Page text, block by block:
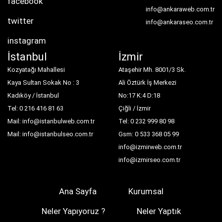
twitter
instagram
info@ankaraweb.com.tr
info@ankaraseo.com.tr
İstanbul
Kozyatağı Mahallesi
Kaya Sultan Sokak No : 3
Kadıköy / İstanbul
Tel: 0 216 416 81 63
Mail: info@istanbulweb.com.tr
Mail: info@istanbulseo.com.tr
İzmir
Ataşehir Mh. 8001/3 Sk.
Ali Öztürk İş Merkezi
No:17 K:4 D:18
Çiğli / İzmir
Tel: 0 232 999 80 98
Gsm: 0 533 368 05 99
info@izmirweb.com.tr
info@izmirseo.com.tr
Ana Sayfa
Kurumsal
Neler Yapıyoruz ?
Neler Yaptık